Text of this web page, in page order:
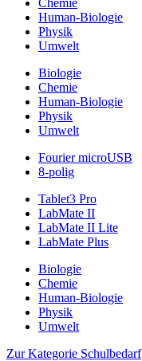
Human-Biologie
Physik
Umwelt
Biologie
Chemie
Human-Biologie
Physik
Umwelt
Fourier microUSB
8-polig
Tablet3 Pro
LabMate II
LabMate II Lite
LabMate Plus
Biologie
Chemie
Human-Biologie
Physik
Umwelt
Zur Kategorie Schulbedarf